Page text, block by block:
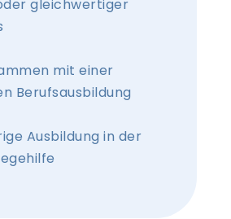
gleichwertiger
mit einer
Berufsausbildung
Ausbildung in der